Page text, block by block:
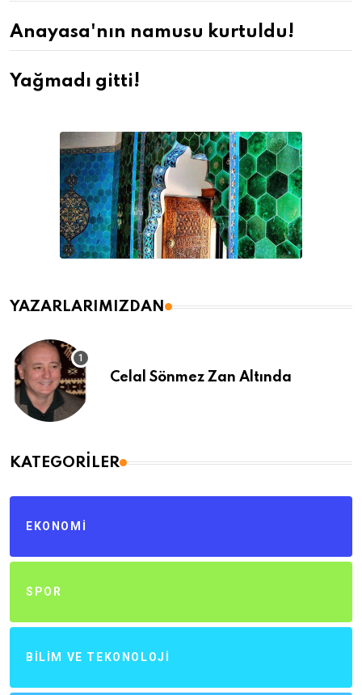
Anayasa'nın namusu kurtuldu!
Yağmadı gitti!
YAZARLARIMIZDAN
Celal Sönmez Zan Altında
KATEGORILER
EKONOMI
SPOR
BILIM VE TEKONOLOJI